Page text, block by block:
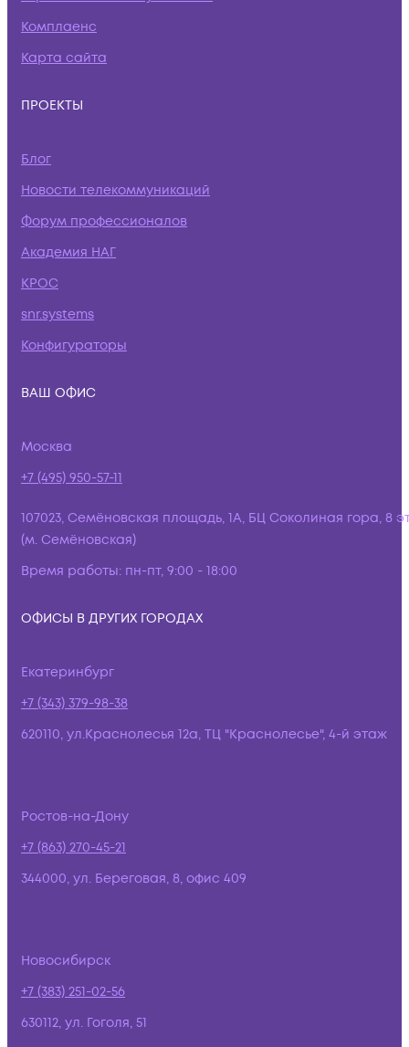
Комплаенс
Карта сайта
ПРОЕКТЫ
Блог
Новости телекоммуникаций
Форум профессионалов
Академия НАГ
КРОС
snr.systems
Конфигураторы
ВАШ ОФИС
Москва
+7 (495) 950-57-11
107023, Семёновская площадь, 1А, БЦ Соколиная гора, 8
(м. Семёновская)
Время работы: пн-пт, 9:00 - 18:00
ОФИСЫ В ДРУГИХ ГОРОДАХ
Екатеринбург
+7 (343) 379-98-38
620110, ул.Краснолесья 12а, ТЦ "Краснолесье", 4-й этаж
Ростов-на-Дону
+7 (863) 270-45-21
344000, ул. Береговая, 8, офис 409
Новосибирск
+7 (383) 251-02-56
630112, ул. Гоголя, 51